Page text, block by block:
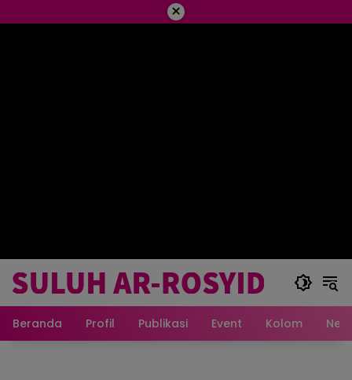
×
Beranda Profil Publikasi Event Kolom